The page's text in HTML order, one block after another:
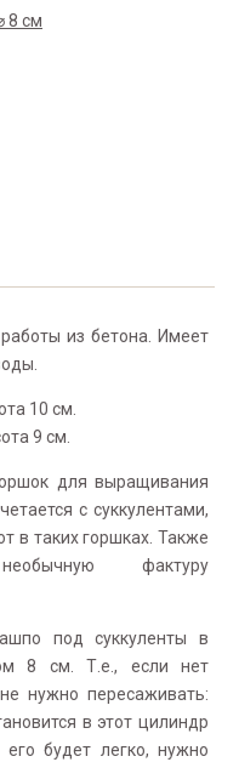
8 см
из бетона. Имеет
10 см.
9 см.
для выращивания
с суккулентами,
в таких горшках. Также
фактуру
под суккуленты в
8 см. Т.е., если нет
нужно пересаживать:
в этот цилиндр
будет легко, нужно